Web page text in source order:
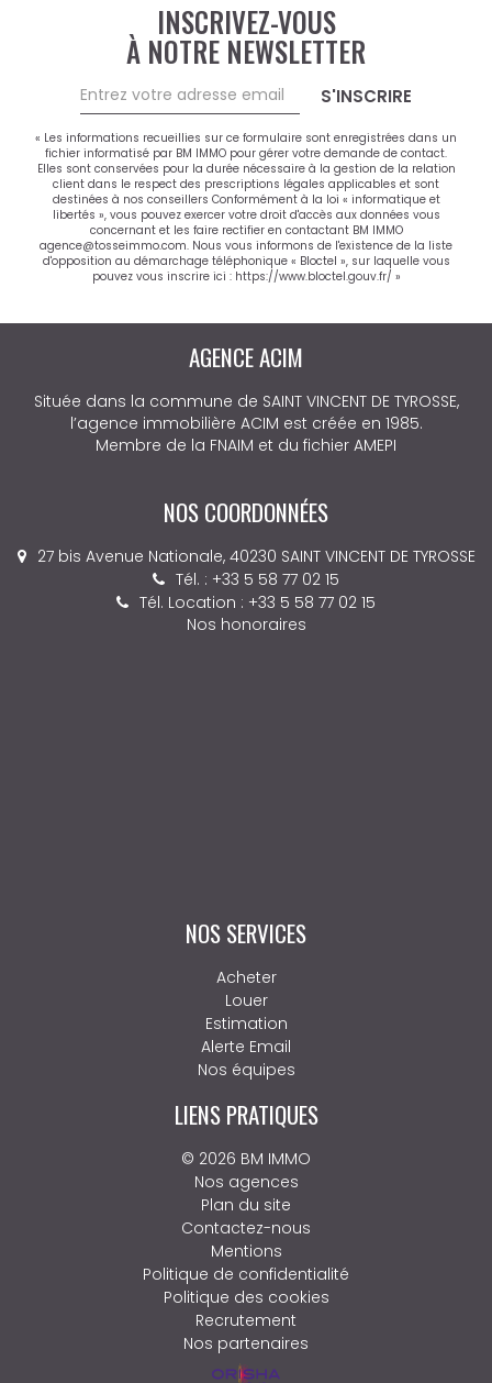
INSCRIVEZ-VOUS
À NOTRE NEWSLETTER
S'INSCRIRE
« Les informations recueillies sur ce formulaire sont enregistrées dans un
fichier informatisé par BM IMMO pour gérer votre demande de contact.
Elles sont conservées pour la durée nécessaire à la gestion de la relation
client dans le respect des prescriptions légales applicables et sont
destinées à nos conseillers Conformément à la loi « informatique et
libertés », vous pouvez exercer votre droit d'accès aux données vous
concernant et les faire rectifier en contactant BM IMMO
agence@tosseimmo.com. Nous vous informons de l'existence de la liste
d'opposition au démarchage téléphonique « Bloctel », sur laquelle vous
pouvez vous inscrire ici : https://www.bloctel.gouv.fr/ »
AGENCE ACIM
Située dans la commune de SAINT VINCENT DE TYROSSE,
l’agence immobilière ACIM est créée en 1985.
Membre de la FNAIM et du fichier AMEPI
NOS COORDONNÉES
27 bis Avenue Nationale, 40230 SAINT VINCENT DE TYROSSE
Tél. : +33 5 58 77 02 15
Tél. Location : +33 5 58 77 02 15
Nos honoraires
NOS SERVICES
Acheter
Louer
Estimation
Alerte Email
Nos équipes
LIENS PRATIQUES
© 2026 BM IMMO
Nos agences
Plan du site
Contactez-nous
Mentions
Politique de confidentialité
Politique des cookies
Recrutement
Nos partenaires